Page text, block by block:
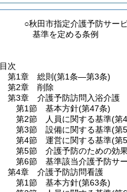
○秋田市指定介護予防サー
基準を定める条例
目次
第1章
総則 (第1条―第3条)
第2章
削除
第3章
介護予防訪問入浴介護
第1節
基本方針(第47条)
第2節
人員に関する基準(第
第3節
設備に関する基準(第
第4節
運営に関する基準(第
第5節
介護予防のための効
第6節
基準該当介護予防サ
第4章
介護予防訪問看護
第1節
基本方針(第63条)